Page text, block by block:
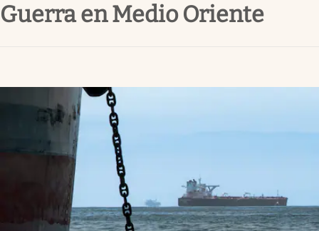
Mercados Online
Otras secciones
Apertura
Infotechnology
Mundial 2026
Guerra en Medio Oriente